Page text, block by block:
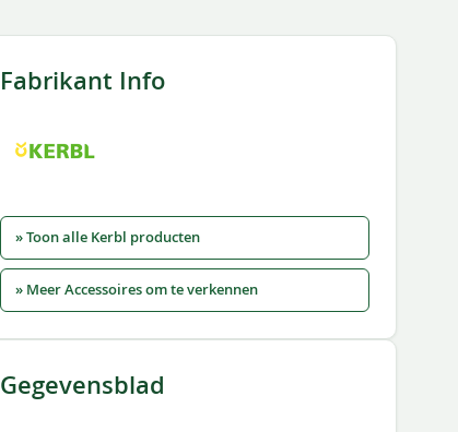
Fabrikant Info
» Toon alle Kerbl producten
» Meer Accessoires om te verkennen
Gegevensblad